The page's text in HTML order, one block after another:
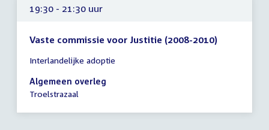
19:30 - 21:30 uur
Vaste commissie voor Justitie (2008-2010)
vergadering
19:30
-
uur
Interlandelijke adoptie
Algemeen overleg
Troelstrazaal